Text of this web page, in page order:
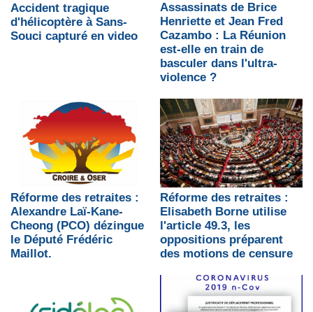
Accident tragique
d'hélicoptère à Sans-
Souci capturé en video
​Assassinats de Brice
Henriette et Jean Fred
Cazambo : La Réunion
est-elle en train de
basculer dans l'ultra-
violence ?
Réforme des retraites :
Alexandre Laï-Kane-
Cheong (PCO) dézingue
le Député Frédéric
Maillot.
Réforme des retraites :
Elisabeth Borne utilise
l'article 49.3, les
oppositions préparent
des motions de censure